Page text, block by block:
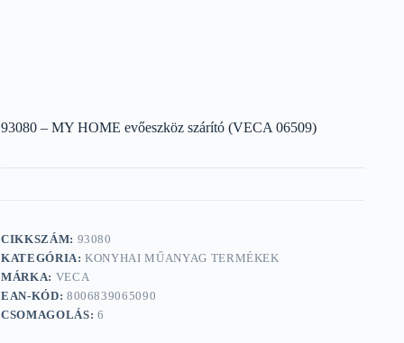
93080 – MY HOME evőeszköz szárító (VECA 06509)
CIKKSZÁM: 93080
KATEGÓRIA:KONYHAI MŰANYAG TERMÉKEK
MÁRKA: VECA
EAN-KÓD: 8006839065090
CSOMAGOLÁS: 6